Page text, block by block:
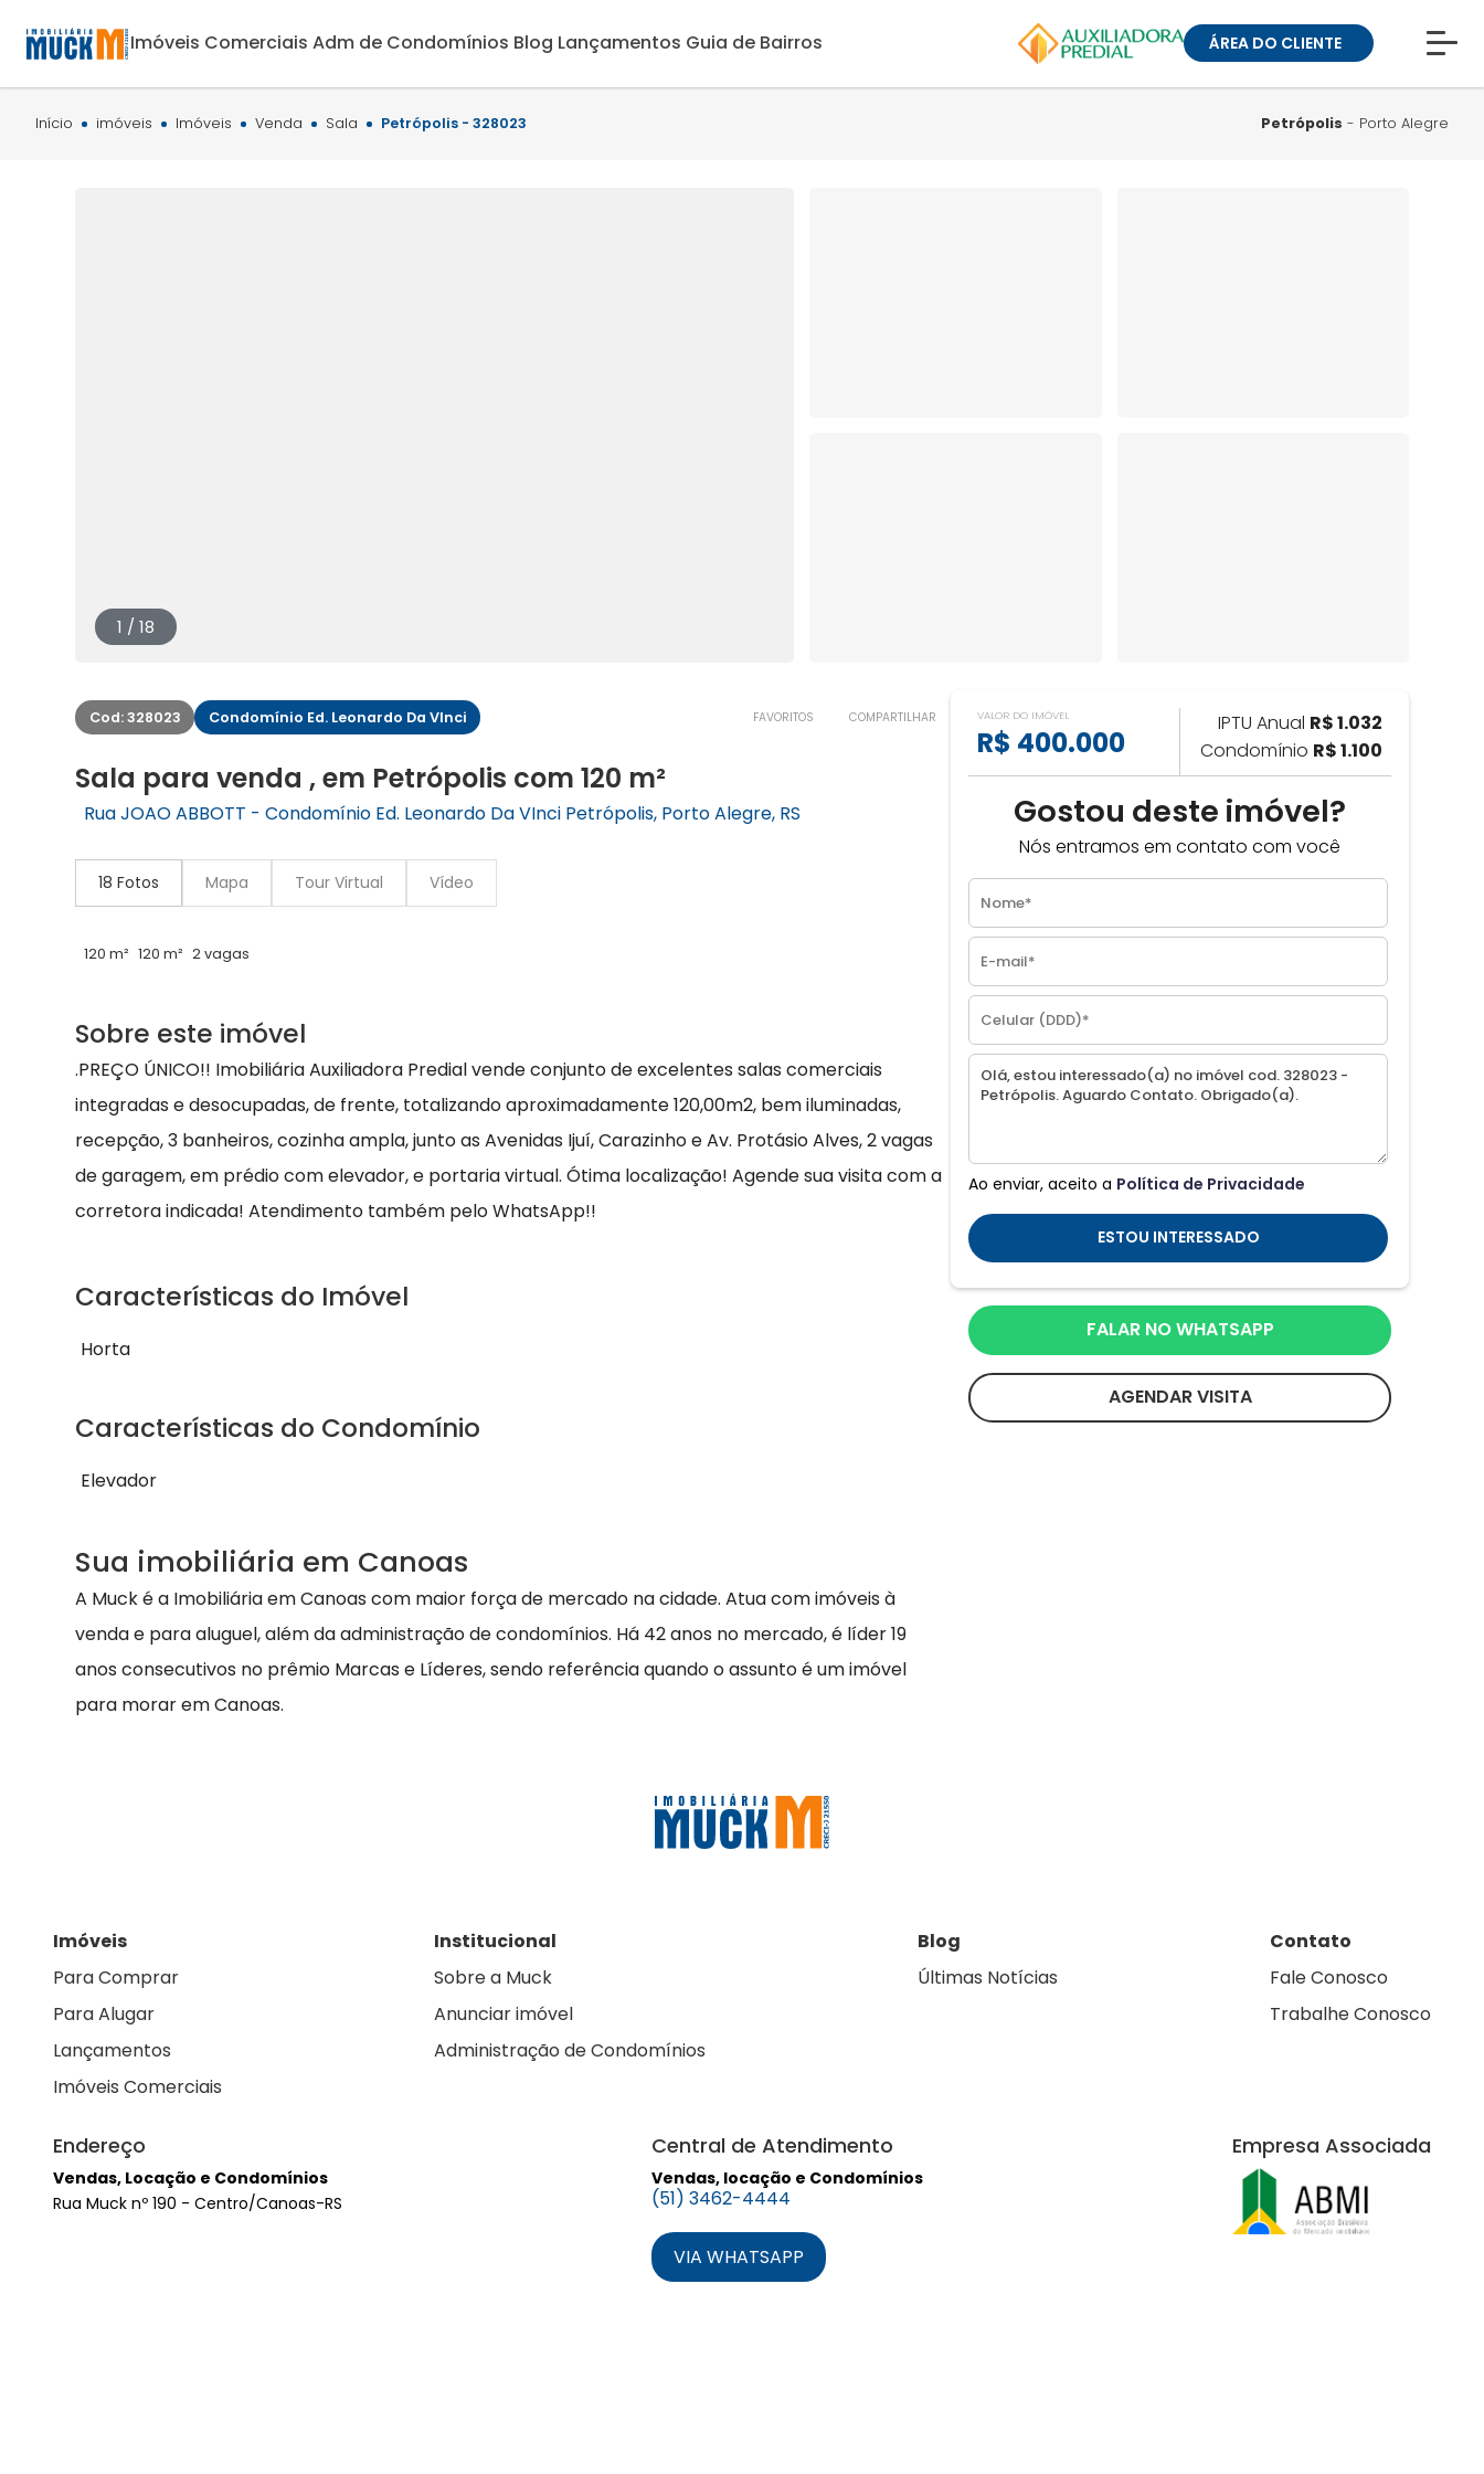
Imóveis Comerciais Adm de Condomínios Blog Lançamentos Guia de Bairros ÁREA DO CLIENTE
CONHEÇA A MUCK
BLOG
TRABALHE CONOSCO
Início imóveis Imóveis Venda Sala Petrópolis - 328023 Petrópolis - Porto Alegre
1 / 18
Cod: 328023 Condomínio Ed. Leonardo Da VInci FAVORITOS COMPARTILHAR
Sala para venda , em Petrópolis com 120 m²
Rua JOAO ABBOTT - Condomínio Ed. Leonardo Da VInci Petrópolis, Porto Alegre, RS
18 Fotos Mapa Tour Virtual Vídeo
120 m² 120 m² 2 vagas
Sobre este imóvel
.PREÇO ÚNICO!! Imobiliária Auxiliadora Predial vende conjunto de excelentes salas comerciais
integradas e desocupadas, de frente, totalizando aproximadamente 120,00m2, bem iluminadas,
recepção, 3 banheiros, cozinha ampla, junto as Avenidas Ijuí, Carazinho e Av. Protásio Alves, 2 vagas
de garagem, em prédio com elevador, e portaria virtual. Ótima localização! Agende sua visita com a
corretora indicada! Atendimento também pelo WhatsApp!!
Características do Imóvel
Horta
Características do Condomínio
Elevador
Sua imobiliária em Canoas
A Muck é a Imobiliária em Canoas com maior força de mercado na cidade. Atua com imóveis à
venda e para aluguel, além da administração de condomínios. Há 42 anos no mercado, é líder 19
anos consecutivos no prêmio Marcas e Líderes, sendo referência quando o assunto é um imóvel
para morar em Canoas.
VALOR DO IMÓVEL
R$ 400.000
IPTU Anual R$ 1.032
Condomínio R$ 1.100
Gostou deste imóvel?
Nós entramos em contato com você
Ao enviar, aceito a Política de Privacidade
ESTOU INTERESSADO
FALAR NO WHATSAPP
AGENDAR VISITA
Imóveis
Para Comprar
Para Alugar
Lançamentos
Imóveis Comerciais
Institucional
Sobre a Muck
Anunciar imóvel
Administração de Condomínios
Blog
Últimas Notícias
Contato
Fale Conosco
Trabalhe Conosco
Endereço
Vendas, Locação e Condomínios
Rua Muck nº 190 - Centro/Canoas-RS
Central de Atendimento
Vendas, locação e Condomínios
(51) 3462-4444
VIA WHATSAPP
Empresa Associada